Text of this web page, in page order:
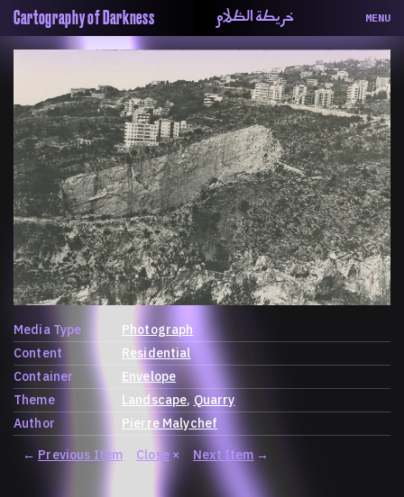
Cartography of Darkness خريطة الظلام MENU
ماهيتنا
الخريطة
Periodical
السلسة
Repository
الحاوية
Contributors
المساهمين
Colophon
التختيم
Media Type
Photograph
Content
Residential
Container
Envelope
Theme
Landscape Quarry
Author
Pierre Malychef
← Previous Item Close× Next Item →